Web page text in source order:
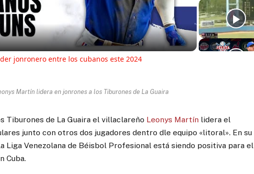
Video
jonronero entre los cubanos este 2024
Martín lidera en jonrones a los Tiburones de La Guaira
Tiburones de La Guaira el villaclareño Leonys Martín lidera el
junto con otros dos jugadores dentro dle equipo «litoral». En su
Liga Venezolana de Béisbol Profesional está siendo positiva para el
Cuba.